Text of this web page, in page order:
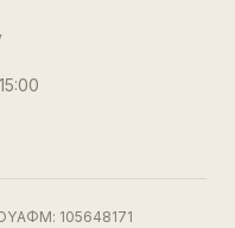
ΑΦΜ: 105648171